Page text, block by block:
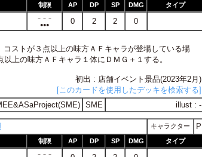
制限 AP DP SP DMG タイプ
－－－
●●●
0 2 2
0
ストが３点以上の味方ＡＦキャラが登場している場
上の味方ＡＦキャラ１体にＤＭＧ＋１する。
初出 : 店舗イベント景品(2023年2月)
[このカードを使用したデッキを検索する]
SME illust : -
キャラクター P
制限 AP DP SP DMG タイプ
－－－